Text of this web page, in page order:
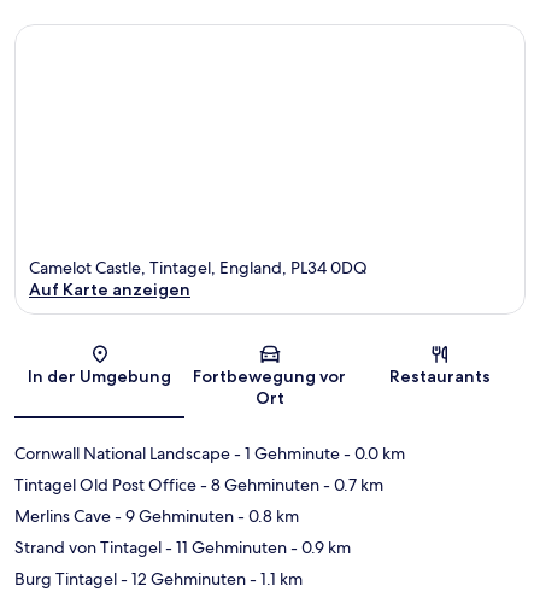
Karte
Camelot Castle, Tintagel, England, PL34 0DQ
Auf Karte anzeigen
In der Umgebung
Fortbewegung vor
Ort
Restaurants
Cornwall National Landscape- 1 Gehminute- 0.0 km
Tintagel Old Post Office- 8 Gehminuten- 0.7 km
Merlins Cave- 9 Gehminuten- 0.8 km
Strand von Tintagel- 11 Gehminuten- 0.9 km
Burg Tintagel- 12 Gehminuten- 1.1 km